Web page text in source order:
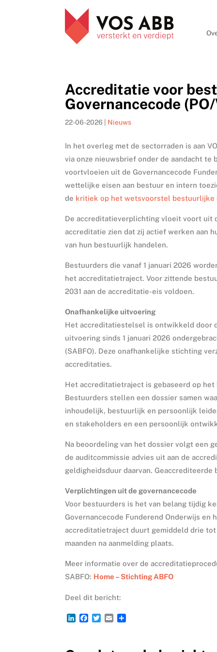
Accreditatie voor
Governancecode (PO/
22-06-2026 Nieuws
In het overleg met de sectorraden is aan
via onze nieuwsbrief onder de aandacht te
voortvloeien uit de Governancecode
wettelijke eisen aan bestuur en intern
de kritiek op het wetsvoorstel
De accreditatieverplichting vloeit voort uit
accreditatie zien dat zij actief werken aan
van hun bestuurlijk handelen.
Bestuurders die vanaf 1 januari 2026
het accreditatietraject. Voor zittende
2031 aan de accreditatie-eis voldoen.
Onafhankelijke uitvoering
Het accreditatiestelsel is ontwikkeld door
uitvoering sinds 1 januari 2026
(SABFO). Deze onafhankelijke stichting
accreditaties.
Het accreditatietraject is gebaseerd op
Bestuurders stellen een dossier samen
inhoudelijk, bestuurlijk en persoonlijk
en stakeholders en een persoonlijk
Na beoordeling van het dossier volgt een
de auditcommissie advies uit aan de
geldigheidsduur daarvan.
Verplichtingen uit de governancecode
Voor bestuurders is het van belang tijdig
Governancecode Funderend Onderwijs en
accreditatietraject duurt gemiddeld drie
maanden na aanmelding plaats.
Meer informatie over de
SABFO: Home – Stichting ABFO
Deel dit bericht:
L
F
T
E